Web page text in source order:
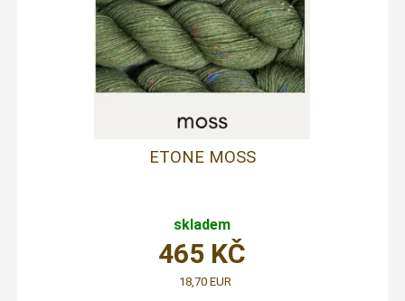
ETONE MOSS
skladem
465 KČ
18,70 EUR